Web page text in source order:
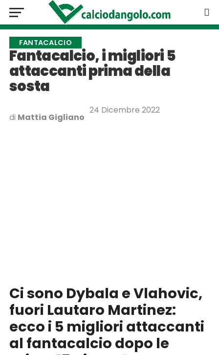
FANTACALCIO
Fantacalcio, i migliori 5
attaccanti prima della
sosta
di Mattia Gigliano
24 Dicembre 2022
Ci sono Dybala e Vlahovic,
fuori Lautaro Martinez:
ecco i 5 migliori attaccanti
al fantacalcio dopo le